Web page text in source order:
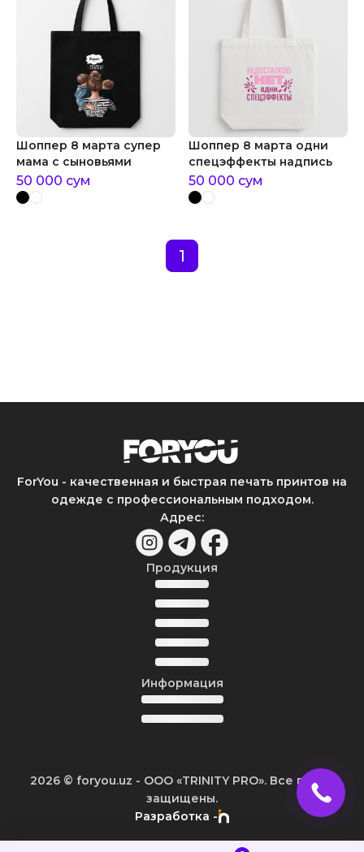
Шоппер 8 марта супер
мама с сыновьями
50 000 сум
Шоппер 8 марта одни
спецэффекты надпись
50 000 сум
1
ForYou - качественная и быстрая печать принтов на
одежде с профессиональным подходом.
Адрес:
Продукция
Информация
2026 © foryou.uz - ООО «TRINITY PRO». Все права
защищены.
Разработка -